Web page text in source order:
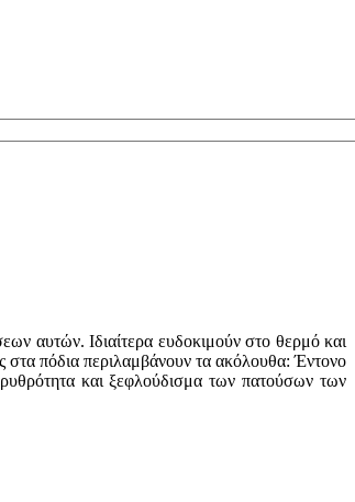
αυτών. Ιδιαίτερα ευδοκιμούν στο θερμό και
πόδια περιλαμβάνουν τα ακόλουθα: Έντονο
και ξεφλούδισμα των πατούσων των